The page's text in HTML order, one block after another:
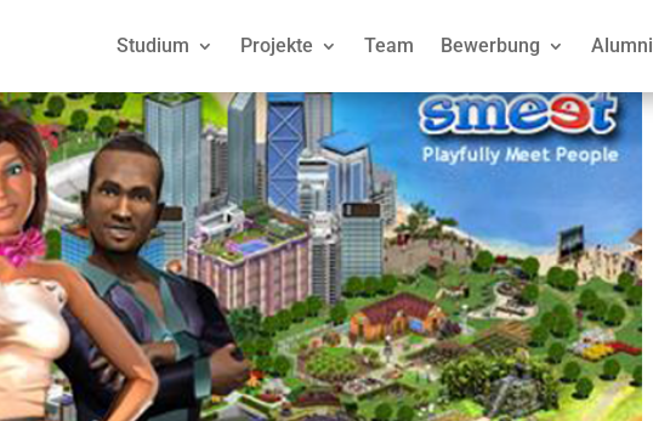
Studium Projekte Team Bewerbung Alumni